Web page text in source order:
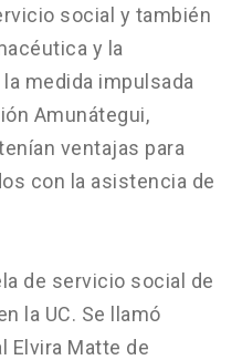
social y también
y la
medida impulsada
Amunátegui,
ventajas para
con la asistencia de
de servicio social de
la UC. Se llamó
Elvira Matte de